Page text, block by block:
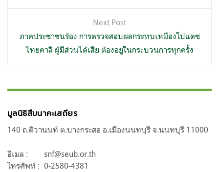
Next Post
ภาคประชาชนร้อง การตรวจสอบผลกระทบเหมืองโปแตช
ไทยคาลิ ผู้มีส่วนได้เสีย ต้องอยู่ในกระบวนการทุกครั้ง
มูลนิธิสืบนาคะเสถียร
140 ถ.ติวานนท์ ต.บางกระสอ อ.เมืองนนทบุรี จ.นนทบุรี 11000
อีเมล :
snf@seub.or.th
โทรศัพท์ : 0-2580-4381